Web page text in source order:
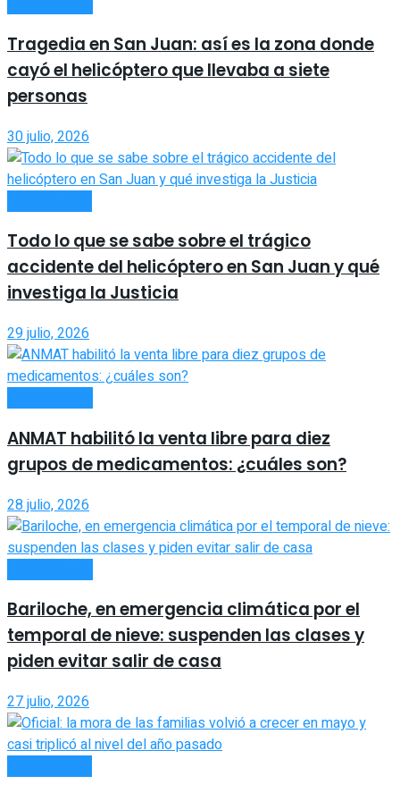
Tragedia en San Juan: así es la zona donde
cayó el helicóptero que llevaba a siete
personas
30 julio, 2026
Todo lo que se sabe sobre el trágico
accidente del helicóptero en San Juan y qué
investiga la Justicia
29 julio, 2026
ANMAT habilitó la venta libre para diez
grupos de medicamentos: ¿cuáles son?
28 julio, 2026
Bariloche, en emergencia climática por el
temporal de nieve: suspenden las clases y
piden evitar salir de casa
27 julio, 2026